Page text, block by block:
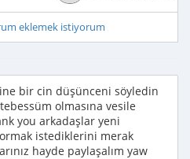
eklemek istiyorum
bir cin düşünceni söyledin
olmasına vesile
you arkadaşlar yeni
istediklerini merak
hayde paylaşalım yaw